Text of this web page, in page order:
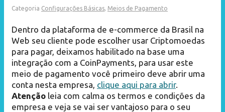
Categoria Configurações Básicas, Meios de Pagamento
Dentro da plataforma de e-commerce da Brasil na
Web seu cliente pode escolher usar Criptomoedas
para pagar, deixamos habilitado na base uma
integração com a CoinPayments, para usar este
meio de pagamento você primeiro deve abrir uma
conta nesta empresa, clique aqui para abrir.
Atenção leia com calma os termos e condições da
empresa e veja se vai ser vantajoso para o seu